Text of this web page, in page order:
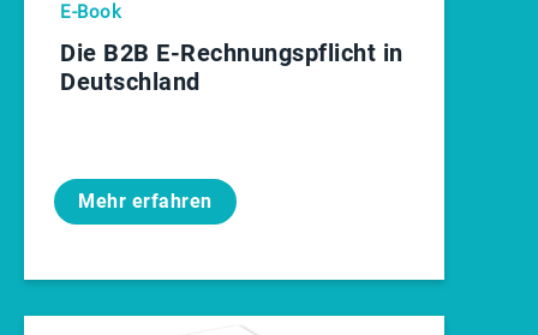
E-Book
Die B2B E‑Rechnungspflicht in
Deutschland
Mehr erfahren